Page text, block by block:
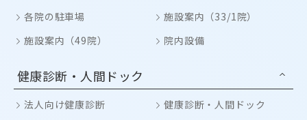
各院の駐車場
施設案内（33/1院）
施設案内（49院）
院内設備
健康診断・人間ドック
法人向け健康診断
健康診断・人間ドック